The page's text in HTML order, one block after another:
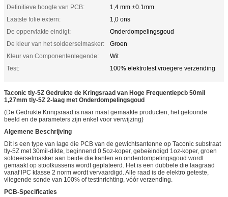
Definitieve hoogte van PCB:
1,4 mm ±0.1mm
Laatste folie extern:
1,0 ons
De oppervlakte eindigt:
Onderdompelingsgoud
De kleur van het soldeerselmasker:
Groen
Kleur van Componentenlegende:
Wit
Test:
100% elektrotest vroegere verzending
Taconic tly-5Z Gedrukte de Kringsraad van Hoge Frequentiepcb 50mil
1,27mm tly-5Z 2-laag met Onderdompelingsgoud
(De Gedrukte Kringsraad is naar maat gemaakte producten, het getoonde
beeld en de parameters zijn enkel voor verwijzing)
Algemene Beschrijving
Dit is een type van lage die PCB van de gewichtsantenne op Taconic substraat
tly-5Z met 30mil-dikte, beginnend 0.5oz-koper, gebeëindigd 1oz-koper, groen
soldeerselmasker aan beide die kanten en onderdompelingsgoud wordt
gemaakt op stootkussens wordt geplateerd. Het is een dubbele die laagraad
vanaf IPC klasse 2 norm wordt vervaardigd. Alle raad is de elektro geteste,
vliegende sonde van 100% of testinrichting, vóór verzending.
PCB-Specificaties